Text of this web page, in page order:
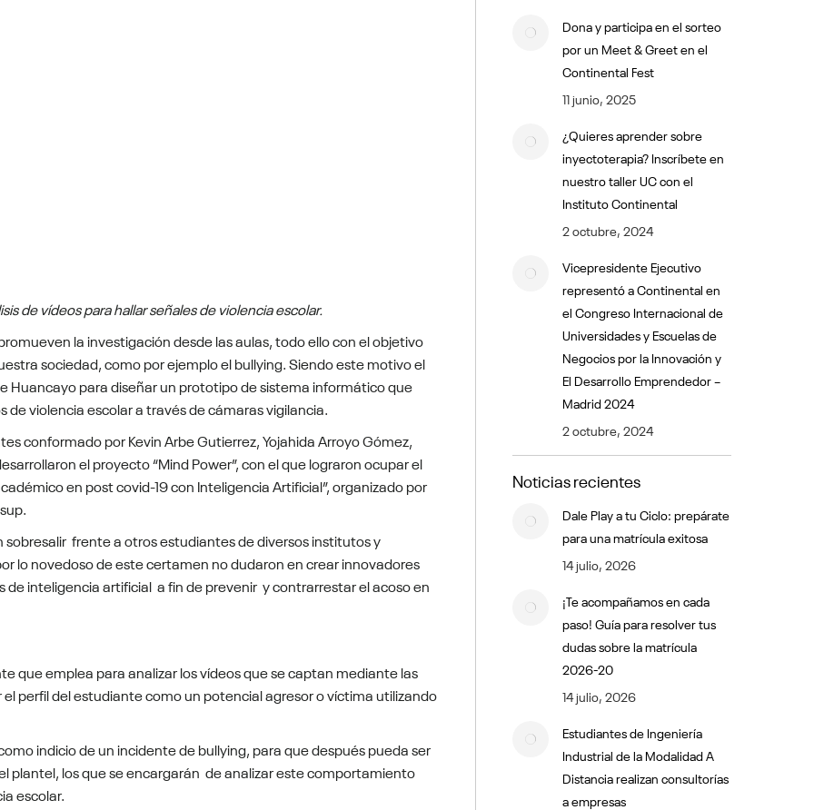
de vídeos para hallar señales de violencia escolar.
la investigación desde las aulas, todo ello con el objetivo
sociedad, como por ejemplo el bullying. Siendo este motivo el
Huancayo para diseñar un prototipo de sistema informático que
violencia escolar a través de cámaras vigilancia.
conformado por Kevin Arbe Gutierrez, Yojahida Arroyo Gómez,
el proyecto “Mind Power”, con el que lograron ocupar el
en post covid-19 con Inteligencia Artificial”, organizado por
frente a otros estudiantes de diversos institutos y
lo novedoso de este certamen no dudaron en crear innovadores
inteligencia artificial a fin de prevenir y contrarrestar el acoso en
que emplea para analizar los vídeos que se captan mediante las
perfil del estudiante como un potencial agresor o víctima utilizando
indicio de un incidente de bullying, para que después pueda ser
plantel, los que se encargarán de analizar este comportamiento
escolar.
Dona y participa en el sorteo
por un Meet & Greet en el
Continental Fest
11 junio, 2025
¿Quieres aprender sobre
inyectoterapia? Inscríbete en
nuestro taller UC con el
Instituto Continental
2 octubre, 2024
Vicepresidente Ejecutivo
representó a Continental en
el Congreso Internacional de
Universidades y Escuelas de
Negocios por la Innovación y
El Desarrollo Emprendedor –
Madrid 2024
2 octubre, 2024
Noticias recientes
Dale Play a tu Ciclo: prepárate
para una matrícula exitosa
14 julio, 2026
¡Te acompañamos en cada
paso! Guía para resolver tus
dudas sobre la matrícula
2026-20
14 julio, 2026
Estudiantes de Ingeniería
Industrial de la Modalidad A
Distancia realizan consultorías
a empresas